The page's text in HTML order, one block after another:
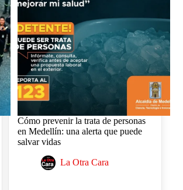
Cómo prevenir la trata de personas
en Medellín: una alerta que puede
salvar vidas
La Otra Cara